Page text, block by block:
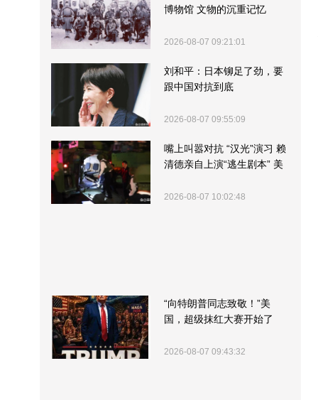
博物馆 文物的沉重记忆
2026-08-07 09:21:01
刘和平：日本铆足了劲，要
跟中国对抗到底
2026-08-07 09:55:09
嘴上叫嚣对抗 “汉光”演习 赖
清德亲自上演“逃生剧本” 美
2026-08-07 10:02:48
“向特朗普同志致敬！”美
国，超级抹红大赛开始了
2026-08-07 09:43:32